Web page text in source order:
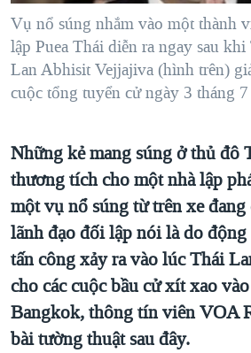
VĂN HOÁ
THỂ THAO
GIÁO DỤC
GROUND ZERO – XƯA VÀ NAY
CHI PHÍ CHIẾN TRANH
CÁC GIÁ TRỊ CỘNG HÒA Ở VIỆT NAM
TRỊNH VĨNH BÌNH VS. CHÍNH PHỦ
NGƯ DÂN VIỆT VÀ LÀN SÓNG
BÊN KIA QUỐC LỘ: TIẾNG VỌNG
QUAN HỆ VIỆT MỸ
Ngôn ngữ khác
Vụ nổ súng nhắm vào một thành
lập Puea Thái diễn ra ngay sau
Lan Abhisit Vejjajiva (hình trên)
cuộc tổng tuyển cử ngày 3 tháng 7
Những kẻ mang súng ở thủ đô
thương tích cho một nhà lập
một vụ nổ súng từ trên xe đang
lãnh đạo đối lập nói là do
tấn công xảy ra vào lúc Thái
cho các cuộc bầu cử xít xao
Bangkok, thông tín viên VOA
bài tường thuật sau đây.